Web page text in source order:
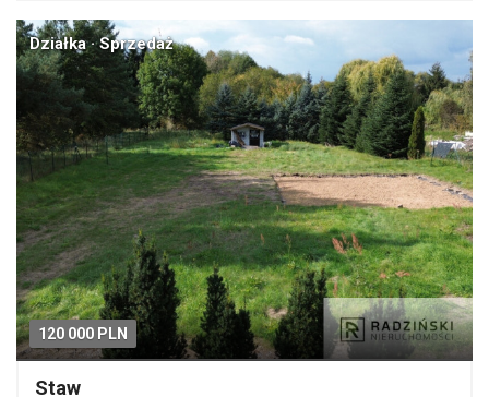
120 000 PLN
Działka · Sprzedaż
Staw